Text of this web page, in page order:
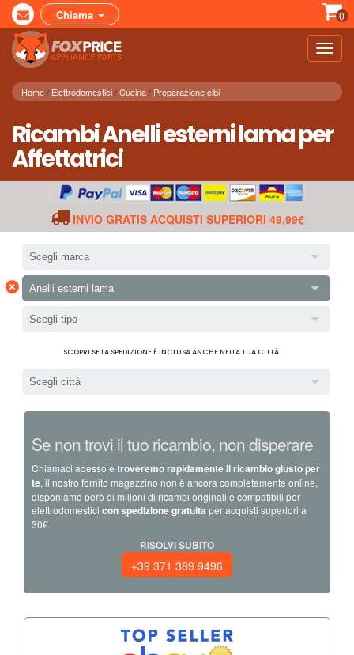
Chiama 0
Home Elettrodomestici Cucina Preparazione cibi
Ricambi Anelli esterni lama per
Affettatrici
INVIO GRATIS ACQUISTI SUPERIORI 49,99€
Scegli marca
× Anelli esterni lama
Scegli tipo
SCOPRI SE LA SPEDIZIONE È INCLUSA ANCHE NELLA TUA CITTÀ
Scegli città
Se non trovi il tuo ricambio, non disperare
Chiamaci adesso e troveremo rapidamente il ricambio giusto per
te, il nostro fornito magazzino non è ancora completamente online,
disponiamo però di milioni di ricambi originali e compatibili per
elettrodomestici con spedizione gratuita per acquisti superiori a
30€.
RISOLVI SUBITO
+39 371 389 9496